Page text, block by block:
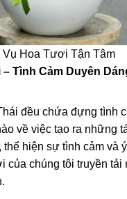
Vụ Hoa Tươi Tận Tâm
Tình Cảm Duyên
đều chứa đựng tình
về việc tạo ra những
hiện sự tình cảm và
của chúng tôi truyền tải